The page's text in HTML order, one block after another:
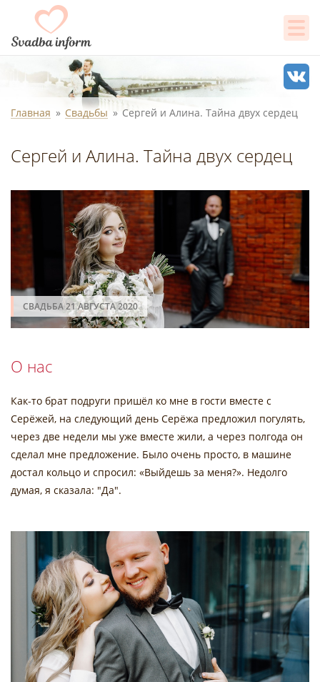
Главная Свадьбы Сергей и Алина. Тайна двух сердец
Сергей и Алина. Тайна двух сердец
СВАДЬБА 21 АВГУСТА 2020
О нас
Как-то брат подруги пришёл ко мне в гости вместе с
Серёжей, на следующий день Серёжа предложил погулять,
через две недели мы уже вместе жили, а через полгода он
сделал мне предложение. Было очень просто, в машине
достал кольцо и спросил: «Выйдешь за меня?». Недолго
думая, я сказала: "Да".